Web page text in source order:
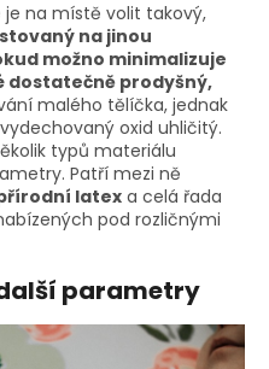
na místě volit takový,
na jinou
možno minimalizuje
dostatečně prodyšný,
malého tělíčka, jednak
oxid uhličitý.
typů materiálu
Patří mezi ně
latex a celá řada
pod rozličnými
parametry